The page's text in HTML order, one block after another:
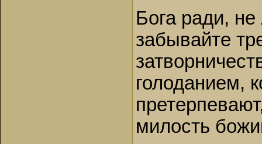
Бога ради,
забывайте
голоданием,
милость